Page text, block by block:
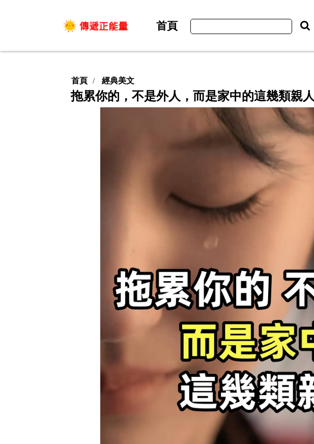
首頁
首頁 經典美文
拖累你的，不是外人，而是家中的這幾類親人